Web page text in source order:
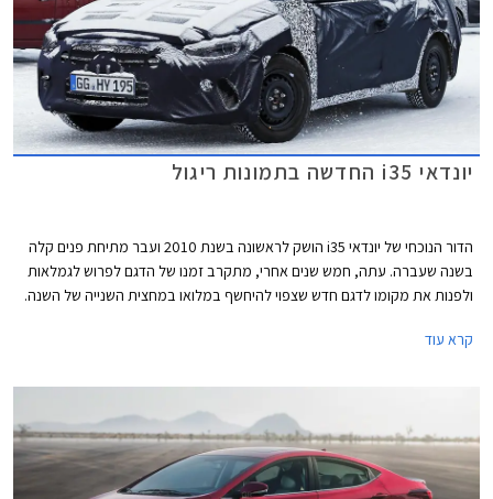
יונדאי i35 החדשה בתמונות ריגול
הדור הנוכחי של יונדאי i35 הושק לראשונה בשנת 2010 ועבר מתיחת פנים קלה
בשנה שעברה. עתה, חמש שנים אחרי, מתקרב זמנו של הדגם לפרוש לגמלאות
ולפנות את מקומו לדגם חדש שצפוי להיחשף במלואו במחצית השנייה של השנה.
ההזדמנות על מנת לצלם סט תמונות של הרכב המוסווה.
קרא עוד